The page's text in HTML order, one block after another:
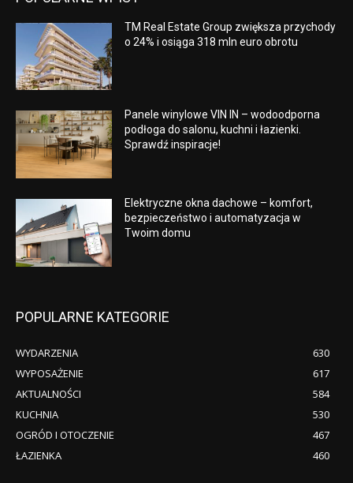
TM Real Estate Group zwiększa przychody
o 24% i osiąga 318 mln euro obrotu
Panele winylowe VIN IN – wodoodporna
podłoga do salonu, kuchni i łazienki.
Sprawdź inspiracje!
Elektryczne okna dachowe – komfort,
bezpieczeństwo i automatyzacja w
Twoim domu
POPULARNE KATEGORIE
WYDARZENIA
630
WYPOSAŻENIE
617
AKTUALNOŚCI
584
KUCHNIA
530
OGRÓD I OTOCZENIE
467
ŁAZIENKA
460